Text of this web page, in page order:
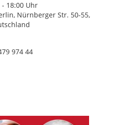
18:00 Uhr
Nürnberger Str. 50-55,
974 44